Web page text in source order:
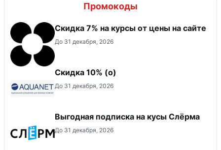
Промокоды
Скидка 7% на курсы от цены на сайте
До 31 декабря, 2026
Скидка 10% (о)
До 31 декабря, 2026
Выгодная подписка на кусы Слёрма
До 31 декабря, 2026